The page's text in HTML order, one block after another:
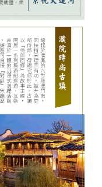
體驗、
水果大
福
DIY+韓
服體驗
+韓式
下午茶
六天
《不走
人蔘保
肝》
（再升
+纜
車、水
果大福
DIY+韓
服體驗
+韓式
五天
（升等
１晚五
花酒
店）
星酒店
五日
（獨家
亞特蘭
蒂斯郵
輪男模
秀、希
爾頓下
午茶、
綠山國
家公
園、東
巴拿山
一票玩
到底、
佛手橋
纜車來
回、迦
桶船、
魅力峴
港秀
會、會
安燈籠
【玩美
加族】
臥谷長
榮奇幻
美西９
日～錫
安、布
萊斯、
優勝美
地、大
峽谷國
家公
【魅力
歐洲】
德瑞冰
雪鐵力
士山、
德國童
堡、黃
金景觀
快線、
世界遺
產旅行